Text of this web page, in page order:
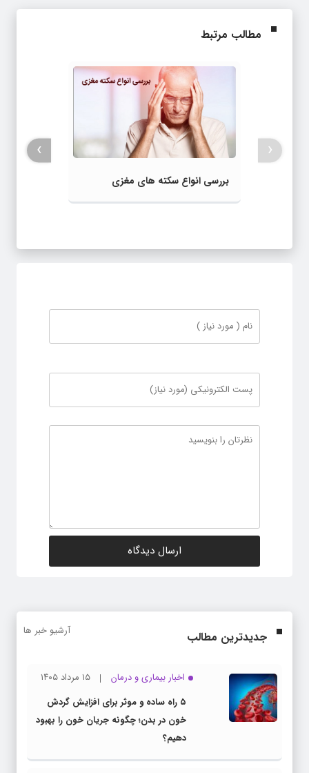
مطالب مرتبط
بررسی انواع سکته های مغزی
‹
›
جدیدترین مطالب آرشیو خبر ها
اخبار بیماری و درمان
۱۵ مرداد ۱۴۰۵
۵ راه ساده و موثر برای افزایش گردش
خون در بدن؛ چگونه جریان خون را بهبود
دهیم؟